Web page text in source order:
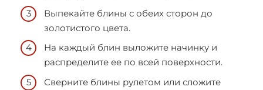
Выпекайте блины с обеих сторон до
золотистого цвета.
На каждый блин выложите начинку и
распределите ее по всей поверхности.
Сверните блины рулетом или сложите